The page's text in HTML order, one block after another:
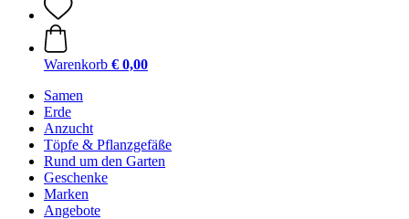
Warenkorb € 0,00
Samen
Erde
Anzucht
Töpfe & Pflanzgefäße
Rund um den Garten
Geschenke
Marken
Angebote